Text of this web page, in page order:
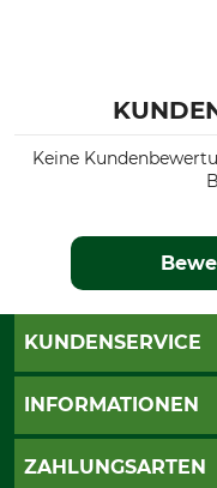
Keine
KUNDENSERVICE
Live-Shopping
INFORMATIONEN
AGB
ZAHLUNGSARTEN